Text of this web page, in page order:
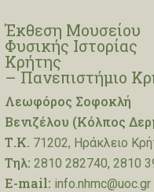
Έκθεση Μουσείου
Φυσικής Ιστορίας
Κρήτης
– Πανεπιστήμιο
Λεωφόρος Σοφοκλή
Βενιζέλου (Κόλπος
Τ.Κ. 71202, Ηράκλειο
Τηλ: 2810 282740, 2810
E-mail: info.nhmc@uoc.gr